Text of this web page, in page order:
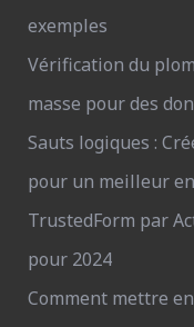
exemples
Vérification du
masse pour des
Sauts logiques :
pour un meilleur
TrustedForm par
pour 2024
Comment mettre